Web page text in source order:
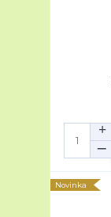
Novinka